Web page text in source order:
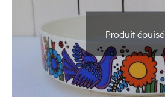
Produit épuisé